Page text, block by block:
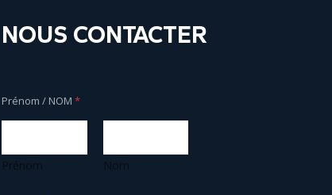
NOUS CONTACTER
Prénom / NOM *